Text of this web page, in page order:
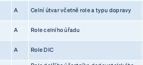
A Celní útvar včetně role a typu dopravy
A Role celního úřadu
A Role DIC